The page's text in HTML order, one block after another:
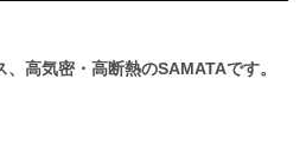
高気密・高断熱のSAMATAです。